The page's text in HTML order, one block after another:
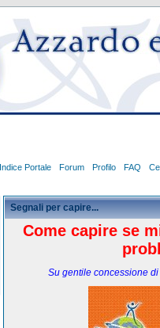
Indice Portale Forum Profilo FAQ
Segnali per capire...
Come capire se
Su gentile concessione